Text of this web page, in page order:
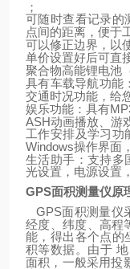
；
可随时查看记录的
点间的距离，便于
可以修正边界，以
单价设置好后可直
聚合物高能锂电池
具有车载导航功能
交通时况功能，给
娱乐功能：具有
ASH动画播放、游
工作安排及学习功
Windows操作界面
生活助手：支持多
光设置，电源设置
GPS面积测量仪原
GPS面积测量仪
经度、纬度、高程
能，得出各个点的
积等数据。由于 地
面积，一般采用投